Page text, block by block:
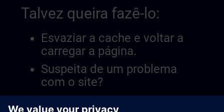
Talvez queira fazê-lo:
Esvaziar a cache e voltar a
carregar a página.
Suspeita de um problema
com o site?
Relatar a questão